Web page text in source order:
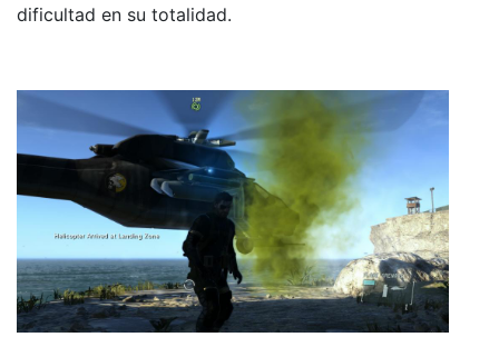
dificultad en su totalidad.